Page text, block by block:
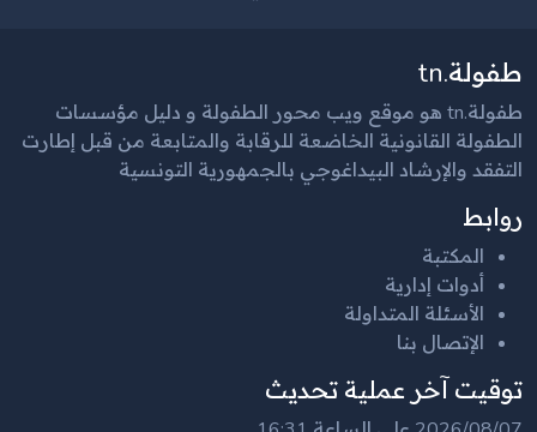
طفولة.tn
طفولة.tn هو موقع ويب محور الطفولة و دليل مؤسسات
الطفولة القانونية الخاضعة للرقابة والمتابعة من قبل إطارت
التفقد والإرشاد البيداغوجي بالجمهورية التونسية
روابط
المكتبة
أدوات إدارية
الأسئلة المتداولة
الإتصال بنا
توقيت آخر عملية تحديث